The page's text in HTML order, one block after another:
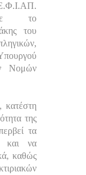
το
του
Νομών
κατέστη
της
τα
και να
καθώς